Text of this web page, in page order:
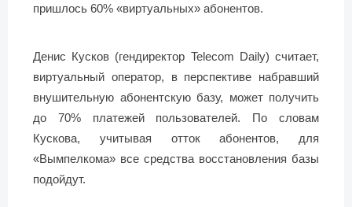
пришлось 60% «виртуальных» абонентов.
Денис Кусков (гендиректор Telecom Daily) считает,
виртуальный оператор, в перспективе набравший
внушительную абонентскую базу, может получить
до 70% платежей пользователей. По словам
Кускова, учитывая отток абонентов, для
«Вымпелкома» все средства восстановления базы
подойдут.